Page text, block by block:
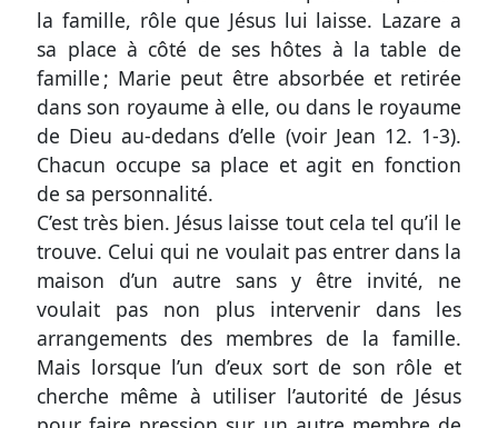
la famille, rôle que Jésus lui laisse. Lazare a
sa place à côté de ses hôtes à la table de
famille ; Marie peut être absorbée et retirée
dans son royaume à elle, ou dans le royaume
de Dieu au-dedans d’elle (voir Jean 12. 1-3).
Chacun occupe sa place et agit en fonction
de sa personnalité.
C’est très bien. Jésus laisse tout cela tel qu’il le
trouve. Celui qui ne voulait pas entrer dans la
maison d’un autre sans y être invité, ne
voulait pas non plus intervenir dans les
arrangements des membres de la famille.
Mais lorsque l’un d’eux sort de son rôle et
cherche même à utiliser l’autorité de Jésus